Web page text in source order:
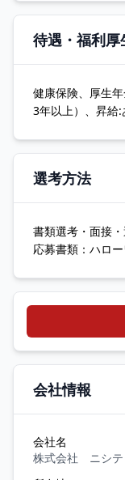
待遇・福利厚
健康保険、厚生
3年以上）、昇給
選考方法
書類選考・面接
応募書類：ハロ
会社情報
会社名
株式会社 ニシテ